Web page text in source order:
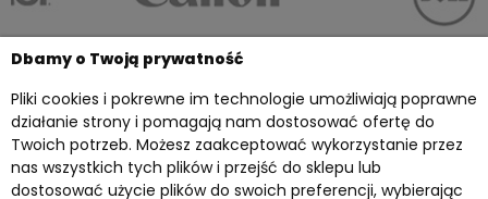
Twoje konto
Dbamy o Twoją prywatność
Pliki cookies i pokrewne im technologie umożliwiają poprawne
działanie strony i pomagają nam dostosować ofertę do
Twoich potrzeb. Możesz zaakceptować wykorzystanie przez
nas wszystkich tych plików i przejść do sklepu lub
dostosować użycie plików do swoich preferencji, wybierając